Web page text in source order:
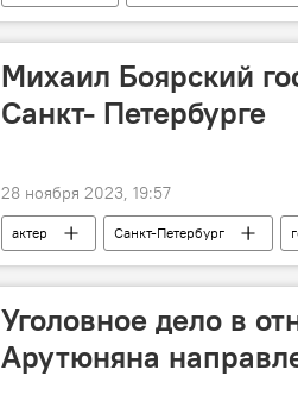
миссия
Баку инициатива
Михаил Боярский
Санкт- Петербурге
28 ноября 2023, 19:57
актер Санкт-Петербург
Уголовное дело в
Арутюняна